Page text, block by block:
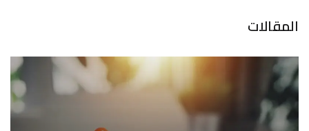
المقالات